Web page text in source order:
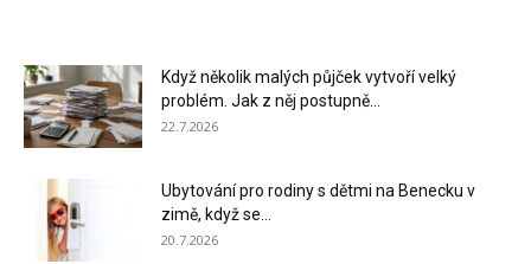
Když několik malých půjček vytvoří velký
problém. Jak z něj postupně...
22.7.2026
Ubytování pro rodiny s dětmi na Benecku v
zimě, když se...
20.7.2026